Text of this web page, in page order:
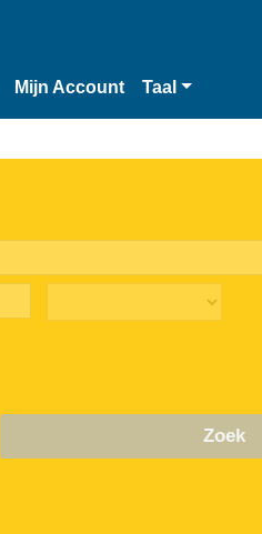
Mijn Account Taal
Zoek